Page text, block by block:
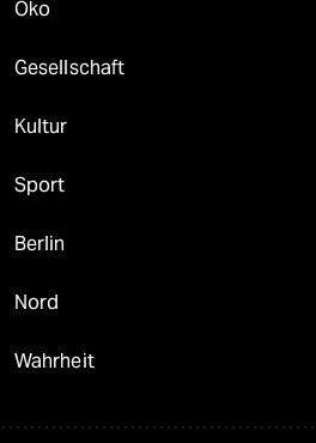
Öko
Gesellschaft
Kultur
Sport
Berlin
Nord
Wahrheit